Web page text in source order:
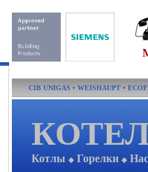
CIB UNIGAS • WEISHAUPT •
Котлы ◆ Горелки ◆